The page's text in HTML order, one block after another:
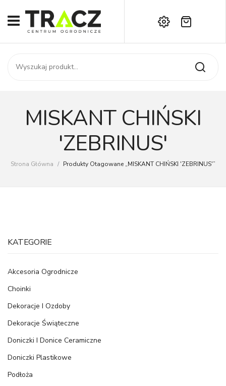
START
SKLEP
AKTUALNOŚCI
Kontakt
Brak produktów w koszyku.
MISKANT CHIŃSKI
'ZEBRINUS'
Strona Główna / Produkty Otagowane „MISKANT CHIŃSKI 'ZEBRINUS'”
KATEGORIE
Akcesoria Ogrodnicze
Choinki
Dekoracje I Ozdoby
Dekoracje Świąteczne
Doniczki I Donice Ceramiczne
Doniczki Plastikowe
Podłoża